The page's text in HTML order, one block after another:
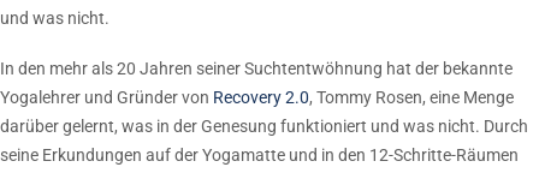
und was nicht.
In den mehr als 20 Jahren seiner Suchtentwöhnung hat der bekannte
Yogalehrer und Gründer von Recovery 2.0, Tommy Rosen, eine Menge
darüber gelernt, was in der Genesung funktioniert und was nicht. Durch
seine Erkundungen auf der Yogamatte und in den 12-Schritte-Räumen